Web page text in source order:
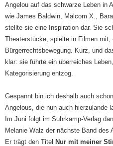
Angelou auf das schwarze Leben in
wie James Baldwin, Malcom X.,
stellte sie eine Inspiration dar. Sie
Theaterstücke, spielte in Filmen mit,
Bürgerrechtsbewegung. Kurz, und
klar: sie führte ein überreiches
Kategorisierung entzog.
Gespannt bin ich deshalb auch
Angelous, die nun auch hierzulande
Im Juni folgt im Suhrkamp-Verlag
Melanie Walz der nächste Band des
Er trägt den Titel Nur mit meiner